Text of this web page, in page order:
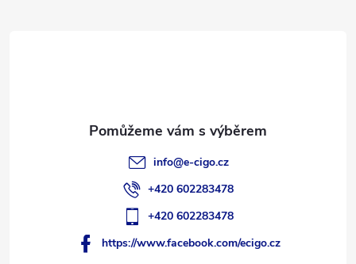
info@e-cigo.cz
+420 602283478
+420 602283478
https://www.facebook.com/ecigo.cz